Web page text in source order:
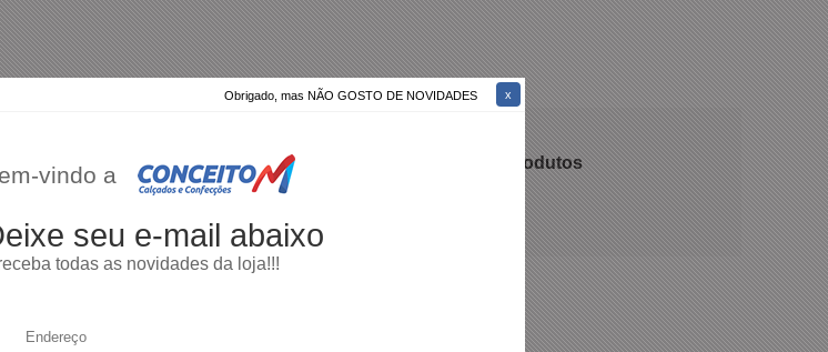
Obrigado, mas NÃO GOSTO DE NOVIDADES
vindo a
seu e-mail abaixo
todas as novidades da loja!!!
100% dos clientes recomendam nossos produtos